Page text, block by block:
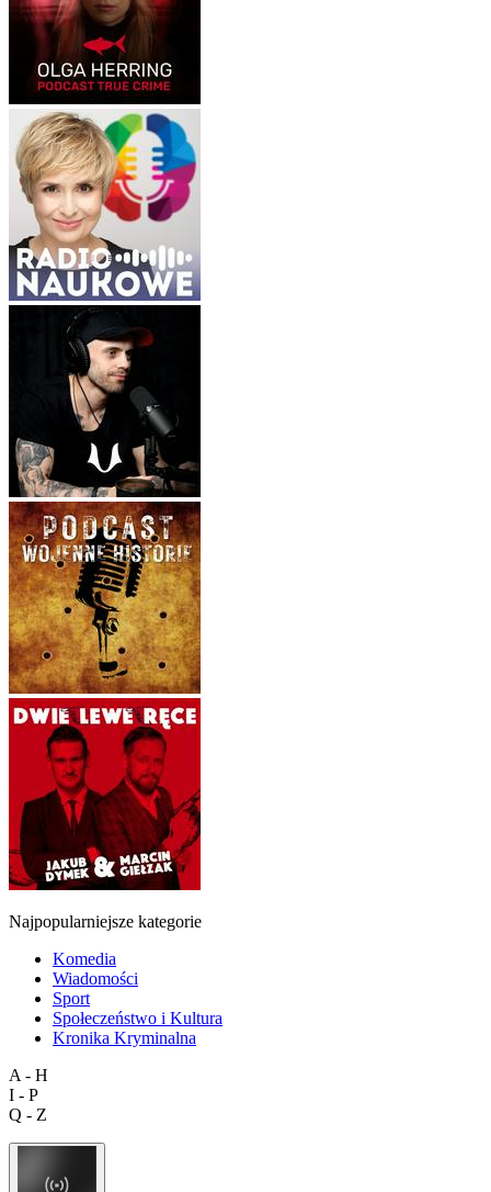
Najpopularniejsze kategorie
Komedia
Wiadomości
Sport
Społeczeństwo i Kultura
Kronika Kryminalna
A - H
I - P
Q - Z